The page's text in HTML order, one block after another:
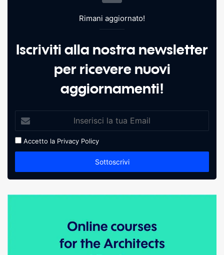
Rimani aggiornato!
Iscriviti alla nostra newsletter
per ricevere nuovi
aggiornamenti!
Accetto la Privacy Policy